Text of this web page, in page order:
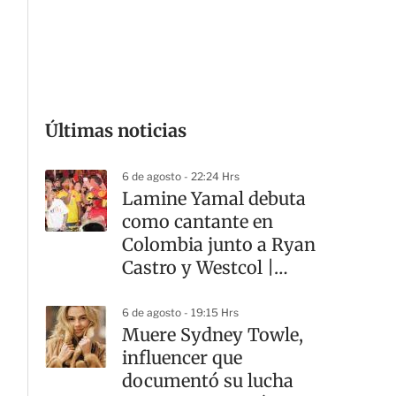
Últimas noticias
6 de agosto - 22:24 Hrs
Lamine Yamal debuta
como cantante en
Colombia junto a Ryan
Castro y Westcol |
6 de agosto - 19:15 Hrs
Muere Sydney Towle,
influencer que
documentó su lucha